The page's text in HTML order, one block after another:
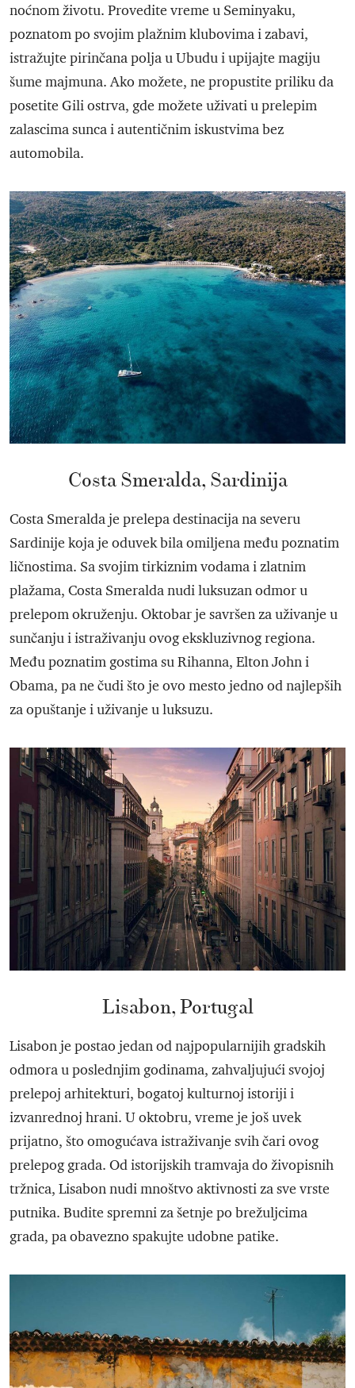
noćnom životu. Provedite vreme u Seminyaku,
poznatom po svojim plažnim klubovima i zabavi,
istražujte pirinčana polja u Ubudu i upijajte magiju
šume majmuna. Ako možete, ne propustite priliku da
posetite Gili ostrva, gde možete uživati u prelepim
zalascima sunca i autentičnim iskustvima bez
automobila.
Costa Smeralda, Sardinija
Costa Smeralda je prelepa destinacija na severu
Sardinije koja je oduvek bila omiljena među poznatim
ličnostima. Sa svojim tirkiznim vodama i zlatnim
plažama, Costa Smeralda nudi luksuzan odmor u
prelepom okruženju. Oktobar je savršen za uživanje u
sunčanju i istraživanju ovog ekskluzivnog regiona.
Među poznatim gostima su Rihanna, Elton John i
Obama, pa ne čudi što je ovo mesto jedno od najlepših
za opuštanje i uživanje u luksuzu.
Lisabon, Portugal
Lisabon je postao jedan od najpopularnijih gradskih
odmora u poslednjim godinama, zahvaljujući svojoj
prelepoj arhitekturi, bogatoj kulturnoj istoriji i
izvanrednoj hrani. U oktobru, vreme je još uvek
prijatno, što omogućava istraživanje svih čari ovog
prelepog grada. Od istorijskih tramvaja do živopisnih
tržnica, Lisabon nudi mnoštvo aktivnosti za sve vrste
putnika. Budite spremni za šetnje po brežuljcima
grada, pa obavezno spakujte udobne patike.